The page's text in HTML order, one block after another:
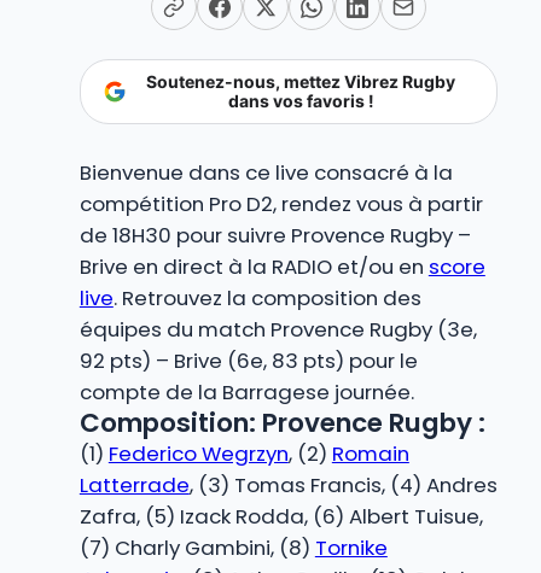
Soutenez-nous, mettez Vibrez Rugby
dans vos favoris !
Bienvenue dans ce live consacré à la
compétition Pro D2, rendez vous à partir
de 18H30 pour suivre Provence Rugby –
Brive en direct à la RADIO et/ou en score
live. Retrouvez la composition des
équipes du match Provence Rugby (3e,
92 pts) – Brive (6e, 83 pts) pour le
compte de la Barragese journée.
Composition: Provence Rugby :
(1) Federico Wegrzyn, (2) Romain
Latterrade, (3) Tomas Francis, (4) Andres
Zafra, (5) Izack Rodda, (6) Albert Tuisue,
(7) Charly Gambini, (8) Tornike